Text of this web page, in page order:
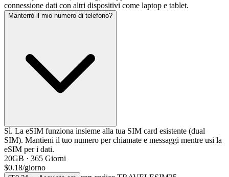
connessione dati con altri dispositivi come laptop e tablet.
Manterrò il mio numero di telefono?
Sì. La eSIM funziona insieme alla tua SIM card esistente (dual
SIM). Mantieni il tuo numero per chiamate e messaggi mentre usi la
eSIM per i dati.
20GB · 365 Giorni
$0.18/giorno